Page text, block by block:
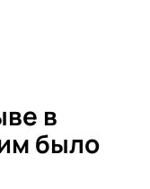
в
было